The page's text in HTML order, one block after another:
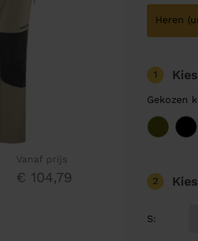
Vanaf prijs
€ 104,79
Heren
1
Gekozen
2
S: